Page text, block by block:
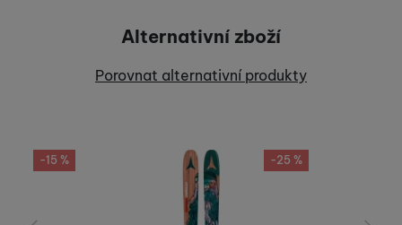
Recenze
Alternativní zboží
Porovnat alternativní produkty
-25 %
-15 %